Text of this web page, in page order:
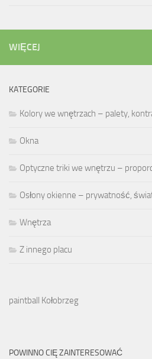
WIĘCEJ
KATEGORIE
Kolory we wnętrzach – palety,
Okna
Optyczne triki we wnętrzu –
Osłony okienne – prywatność,
Wnętrza
Z innego placu
paintball Kołobrzeg
POWINNO CIĘ ZAINTERESOWAĆ